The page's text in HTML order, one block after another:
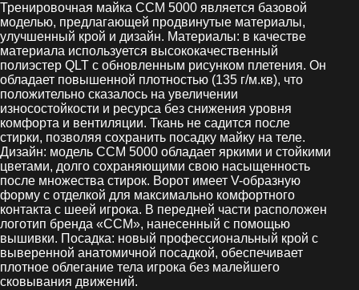
Тренировочная майка CCM 5000 является базовой
моделью, предлагающей продвинутые материалы,
улучшенный крой и дизайн. Материалы: в качестве
материала используется высококачественный
полиэстер QLT с обновленным рисунком плетения. Он
обладает повышенной плотностью (135 г/м.кв), что
положительно сказалось на увеличении
износостойкости и ресурса без снижения уровня
комфорта и вентиляции. Ткань не садится после
стирки, позволяя сохранить посадку майку на теле.
Дизайн: модель CCM 5000 обладает яркими и стойкими
цветами, долго сохраняющими свою насыщенность
после множества стирок. Ворот имеет V-образную
форму с отделкой для максимально комфортного
контакта с шеей игрока. В передней части расположен
логотип бренда «CCM», нанесенный с помощью
вышивки. Посадка: новый профессиональный крой с
выверенной анатомичной посадкой, обеспечивает
плотное облегание тела игрока без малейшего
сковывания движений.